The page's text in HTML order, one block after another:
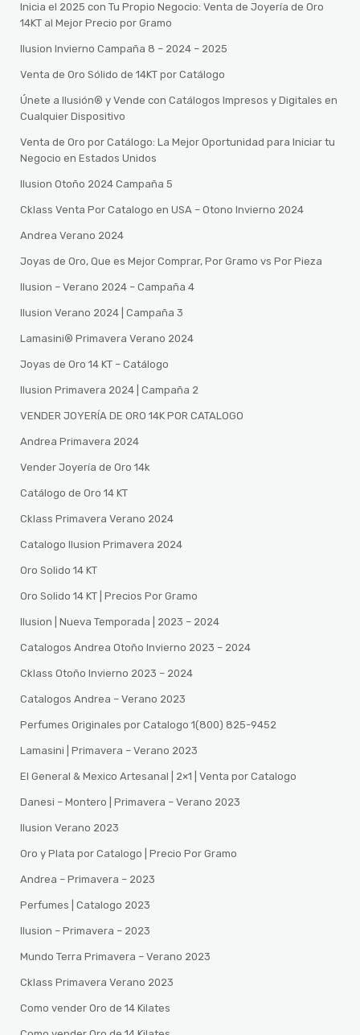
Inicia el 2025 con Tu Propio Negocio: Venta de Joyería de Oro
14KT al Mejor Precio por Gramo
Ilusion Invierno Campaña 8 – 2024 – 2025
Venta de Oro Sólido de 14KT por Catálogo
Únete a Ilusión® y Vende con Catálogos Impresos y Digitales en
Cualquier Dispositivo
Venta de Oro por Catálogo: La Mejor Oportunidad para Iniciar tu
Negocio en Estados Unidos
Ilusion Otoño 2024 Campaña 5
Cklass Venta Por Catalogo en USA – Otono Invierno 2024
Andrea Verano 2024
Joyas de Oro, Que es Mejor Comprar, Por Gramo vs Por Pieza
Ilusion – Verano 2024 – Campaña 4
Ilusion Verano 2024 | Campaña 3
Lamasini®️ Primavera Verano 2024
Joyas de Oro 14 KT – Catálogo
Ilusion Primavera 2024 | Campaña 2
VENDER JOYERÍA DE ORO 14K POR CATALOGO
Andrea Primavera 2024
Vender Joyería de Oro 14k
Catálogo de Oro 14 KT
Cklass Primavera Verano 2024
Catalogo Ilusion Primavera 2024
Oro Solido 14 KT
Oro Solido 14 KT | Precios Por Gramo
Ilusion | Nueva Temporada | 2023 – 2024
Catalogos Andrea Otoño Invierno 2023 – 2024
Cklass Otoño Invierno 2023 – 2024
Catalogos Andrea – Verano 2023
Perfumes Originales por Catalogo 1(800) 825-9452
Lamasini | Primavera – Verano 2023
El General & Mexico Artesanal | 2×1 | Venta por Catalogo
Danesi – Montero | Primavera – Verano 2023
Ilusion Verano 2023
Oro y Plata por Catalogo | Precio Por Gramo
Andrea – Primavera – 2023
Perfumes | Catalogo 2023
Ilusion – Primavera – 2023
Mundo Terra Primavera – Verano 2023
Cklass Primavera Verano 2023
Como vender Oro de 14 Kilates